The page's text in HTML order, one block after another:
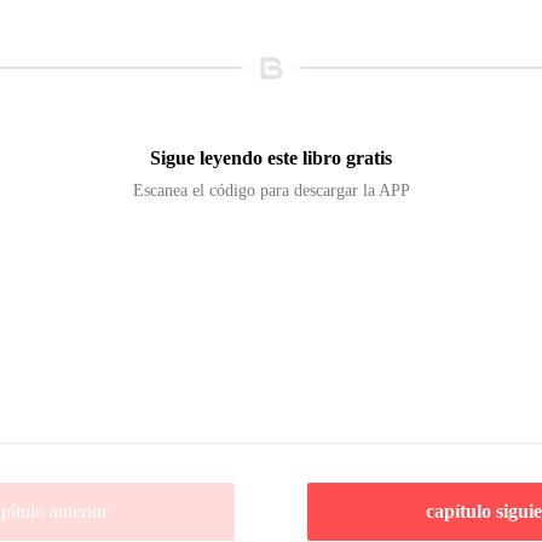
Sigue leyendo este libro gratis
Escanea el código para descargar la APP
anterior capítulo